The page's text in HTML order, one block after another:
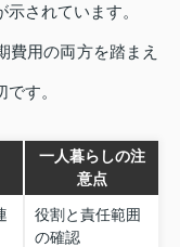
されています。
費用の両方を踏まえ
す。
一人暮らしの注
意点
役割と責任範囲
の確認